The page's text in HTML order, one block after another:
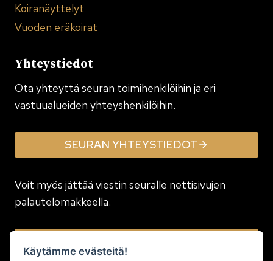
Koiranäyttelyt
Vuoden eräkoirat
Yhteystiedot
Ota yhteyttä seuran toimi­henkilöihin ja eri
vastuualueiden yhteyshenkilöihin.
SEURAN YHTEYSTIEDOT
Voit myös jättää viestin seuralle nettisivujen
palautelomakkeella.
Käytämme evästeitä!